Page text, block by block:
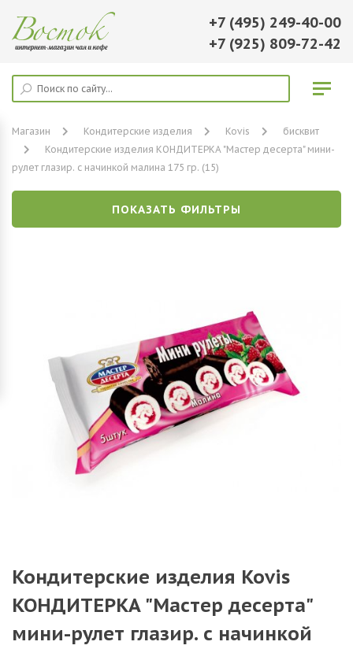
+7 (495) 249-40-00
+7 (925) 809-72-42
Магазин Кондитерские изделия Kovis
бисквит
Кондитерские изделия КОНДИТЕРКА "Мастер десерта" мини-
рулет глазир. с начинкой малина 175 гр. (15)
ПОКАЗАТЬ ФИЛЬТРЫ
Кондитерские изделия Kovis
КОНДИТЕРКА "Мастер десерта"
мини-рулет глазир. с начинкой